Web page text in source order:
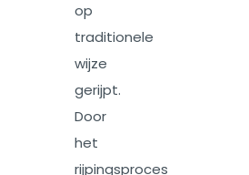
op
traditionele
wijze
gerijpt.
Door
het
rijpingsproces